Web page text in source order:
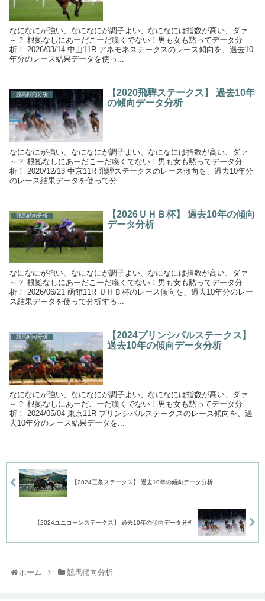
なになにが強い、なになにが調子よい、なになには指数が高い、ダァ
～？ 根拠なしにあーだこーだ喚くでない！男も女も黙ってデータ分
析！ 2026/03/14 中山11R アネモネステークスのレース傾向を、過去10
年分のレース結果データを使っ...
競馬傾向分析
【2020飛騨ステークス】 過去10年
の傾向データ分析
なになにが強い、なになにが調子よい、なになには指数が高い、ダァ
～？ 根拠なしにあーだこーだ喚くでない！男も女も黙ってデータ分
析！ 2020/12/13 中京11R 飛騨ステークスのレース傾向を、過去10年分
のレース結果データを使って分...
競馬傾向分析
【2026ＵＨＢ杯】 過去10年の傾向
データ分析
なになにが強い、なになにが調子よい、なになには指数が高い、ダァ
～？ 根拠なしにあーだこーだ喚くでない！男も女も黙ってデータ分
析！ 2026/06/21 函館11R ＵＨＢ杯のレース傾向を、過去10年分のレー
ス結果データを使って分析する...
競馬傾向分析
【2024プリンシパルステークス】
過去10年の傾向データ分析
なになにが強い、なになにが調子よい、なになには指数が高い、ダァ
～？ 根拠なしにあーだこーだ喚くでない！男も女も黙ってデータ分
析！ 2024/05/04 東京11R プリンシパルステークスのレース傾向を、過
去10年分のレース結果データを...
【2024三条ステークス】 過去10年の傾向データ分析
【2024ユニコーンステークス】 過去10年の傾向データ分析
ホーム 競馬傾向分析